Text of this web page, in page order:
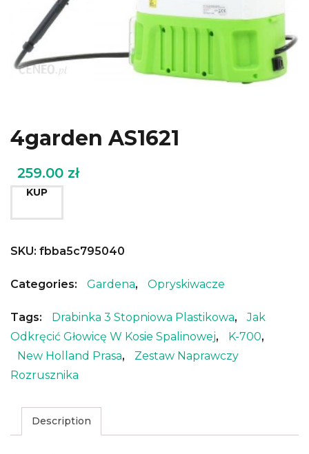
4garden AS1621
259.00 zł
KUP
SKU: fbba5c795040
Categories: Gardena, Opryskiwacze
Tags: Drabinka 3 Stopniowa Plastikowa,
Jak
Odkręcić Głowicę W Kosie Spalinowej, K-700,
New Holland Prasa,
Zestaw Naprawczy
Rozrusznika
Description